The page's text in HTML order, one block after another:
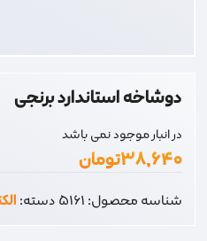
دوشاخه استاندارد برنجی
در انبار موجود نمی باشد
۳۸,۶۴۰تومان
شناسه محصول:5161دسته: